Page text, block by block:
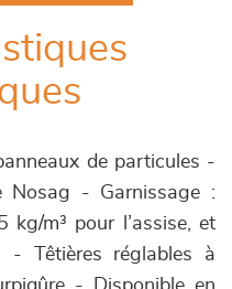
de particules -
Nosag - Garnissage :
kg/m³ pour l’assise, et
- Têtières réglables à